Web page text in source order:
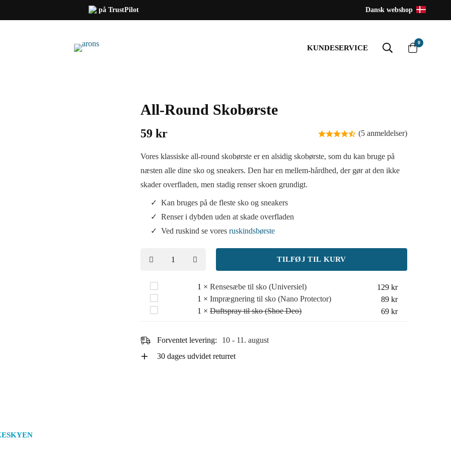
på TrustPilot Dansk webshop
KUNDESERVICE
0
All-Round Skobørste
59 kr (5 anmeldelser)
Vores klassiske all-round skobørste er en alsidig skobørste, som du kan bruge på
næsten alle dine sko og sneakers. Den har en mellem-hårdhed, der gør at den ikke
skader overfladen, men stadig renser skoen grundigt.
Kan bruges på de fleste sko og sneakers
Renser i dybden uden at skade overfladen
Ved ruskind se vores ruskindsbørste
TILFØJ TIL KURV
til
sko
1 × Rensesæbe til sko (Universiel) 129 kr
til
(Nano
Protector)
1 × Imprægnering til sko (Nano Protector) 89 kr
sko
(Shoe
1 × Duftspray til sko (Shoe Deo) 69 kr
Forventet levering:
10 - 11. august
30 dages udvidet returret